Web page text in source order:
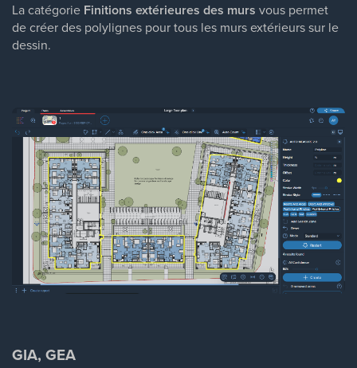
La catégorie Finitions extérieures des murs vous permet
de créer des polylignes pour tous les murs extérieurs sur le
dessin.
GIA, GEA